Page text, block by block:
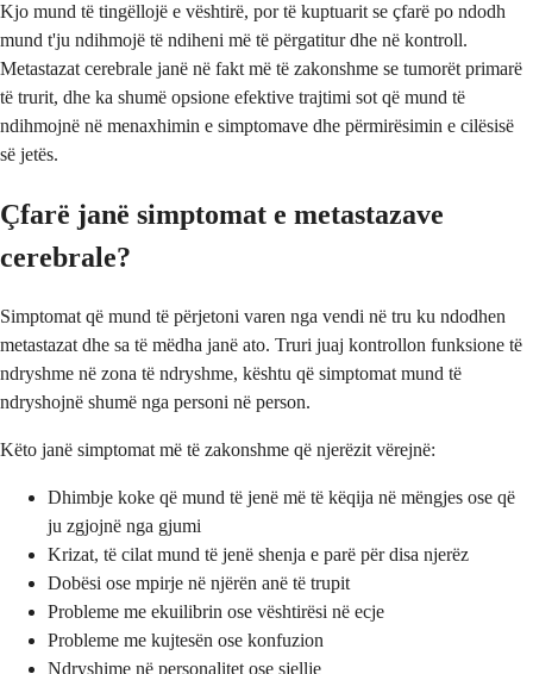
Kjo mund të tingëllojë e vështirë, por të kuptuarit se çfarë po ndodh
mund t'ju ndihmojë të ndiheni më të përgatitur dhe në kontroll.
Metastazat cerebrale janë në fakt më të zakonshme se tumorët primarë
të trurit, dhe ka shumë opsione efektive trajtimi sot që mund të
ndihmojnë në menaxhimin e simptomave dhe përmirësimin e cilësisë
së jetës.
Çfarë janë simptomat e metastazave
cerebrale?
Simptomat që mund të përjetoni varen nga vendi në tru ku ndodhen
metastazat dhe sa të mëdha janë ato. Truri juaj kontrollon funksione të
ndryshme në zona të ndryshme, kështu që simptomat mund të
ndryshojnë shumë nga personi në person.
Këto janë simptomat më të zakonshme që njerëzit vërejnë:
Dhimbje koke që mund të jenë më të këqija në mëngjes ose që
ju zgjojnë nga gjumi
Krizat, të cilat mund të jenë shenja e parë për disa njerëz
Dobësi ose mpirje në njërën anë të trupit
Probleme me ekuilibrin ose vështirësi në ecje
Probleme me kujtesën ose konfuzion
Ndryshime në personalitet ose sjellje